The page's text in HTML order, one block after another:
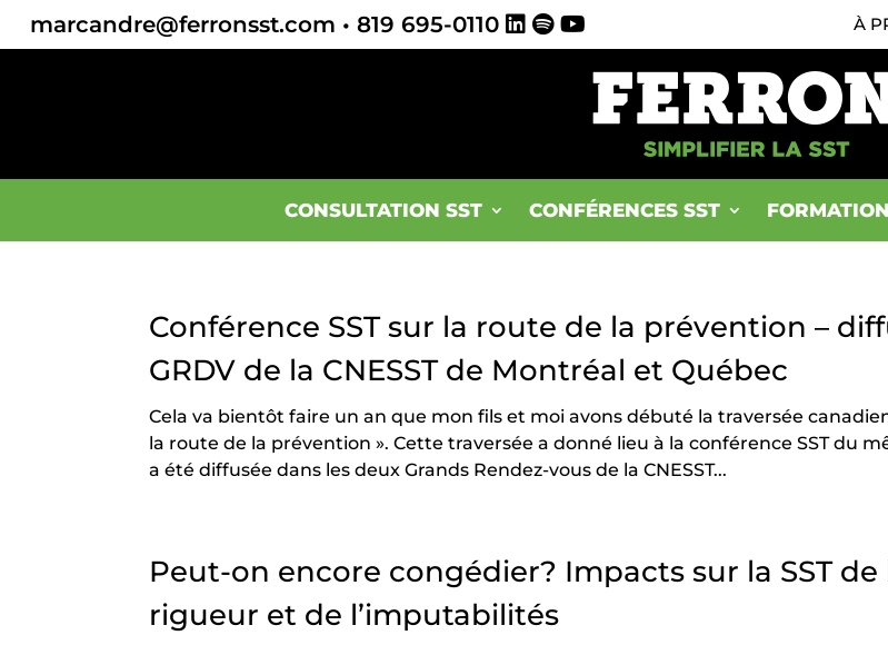
marcandre@ferronsst.com • 819 695-0110 À
CONSULTATION SST CONFÉRENCES SST
Conférence SST sur la route de la prévention –
GRDV de la CNESST de Montréal et Québec
Cela va bientôt faire un an que mon fils et moi avons débuté la traversée
la route de la prévention ». Cette traversée a donné lieu à la conférence SST du
a été diffusée dans les deux Grands Rendez-vous de la CNESST...
Peut-on encore congédier? Impacts sur la SST de
rigueur et de l’imputabilités